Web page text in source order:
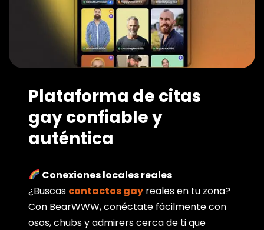
Plataforma de citas
gay confiable y
auténtica
Conexiones locales reales
¿Buscas contactos gay reales en tu zona?
Con BearWWW, conéctate fácilmente con
osos, chubs y admirers cerca de ti que